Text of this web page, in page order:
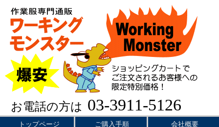
お電話の方は 03-3911-5126
トップページ ご購入手順 会社概要